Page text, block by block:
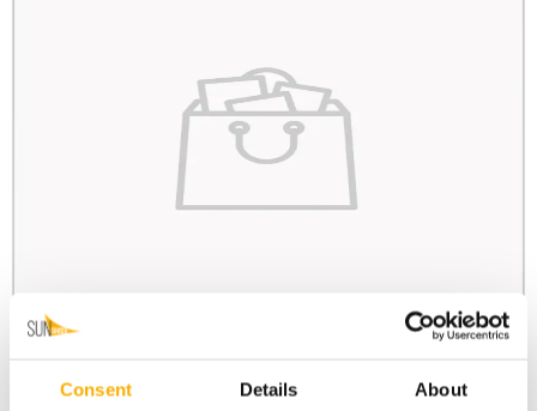
Consent Details About
Cena nie zawiera ewentualnych kosztów płatności sprawdź formy dostawy